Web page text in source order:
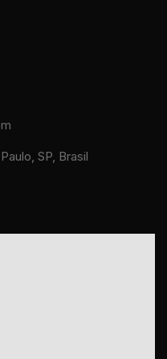
SP, Brasil